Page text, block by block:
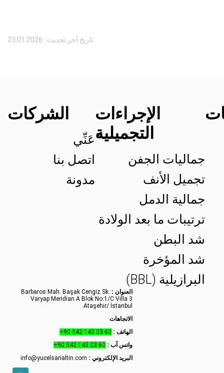
تاريخ آخر تحديث : 23.01.2026
الشركات
ْعَنِّي
اتصل بنا
مدونة
الإجراءات
التجميلية
جماليات الجفن
تجميل الأنف
جمالية الدمل
ترتيبات ما بعد الولادة
شد البطن
شد المؤخرة
البرازيلية (BBL)
العنوان : Barbaros Mah. Başak Cengiz Sk.
Varyap Meridian A Blok No:1/C Villa 3
Ataşehir/ İstanbul
الاتجاهات
الهاتف : +90 542 143 03 60
واتس آب : +90 542 143 03 60
البريد الإلكتروني : info@yucelsarialtin.com